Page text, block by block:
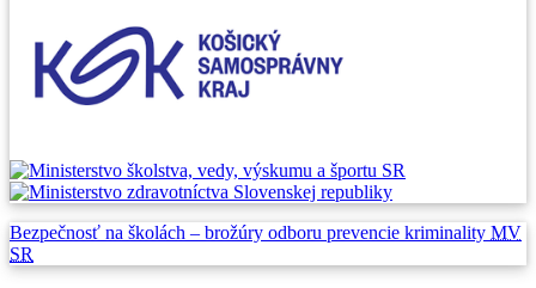
Bezpečnosť na školách – brožúry odboru prevencie kriminality MV
SR